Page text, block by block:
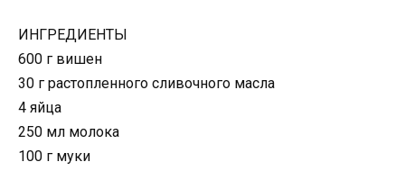
ИНГРЕДИЕНТЫ
600 г вишен
30 г растопленного сливочного масла
4 яйца
250 мл молока
100 г муки